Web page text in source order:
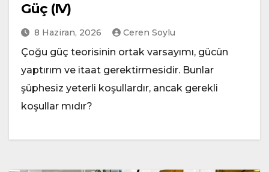
Güç (IV)
8 Haziran, 2026 Ceren Soylu
Çoğu güç teorisinin ortak varsayımı, gücün
yaptırım ve itaat gerektirmesidir. Bunlar
şüphesiz yeterli koşullardır, ancak gerekli
koşullar mıdır?